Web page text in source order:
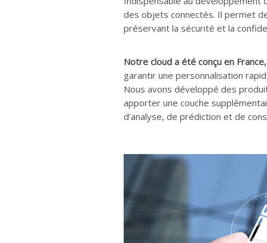
des objets connectés. Il permet
préservant la sécurité et la
Notre cloud a été conçu en France,
garantir une personnalisation
Nous avons développé des
apporter une couche
d’analyse, de prédiction et de